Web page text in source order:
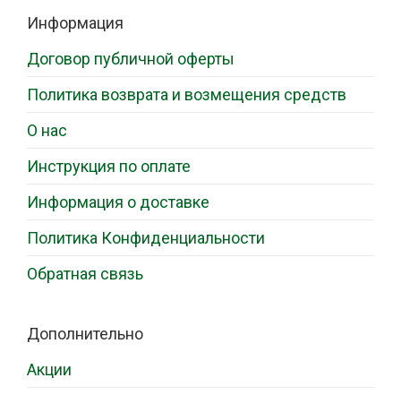
Информация
Договор публичной оферты
Политика возврата и возмещения средств
О нас
Инструкция по оплате
Информация о доставке
Политика Конфиденциальности
Обратная связь
Дополнительно
Акции